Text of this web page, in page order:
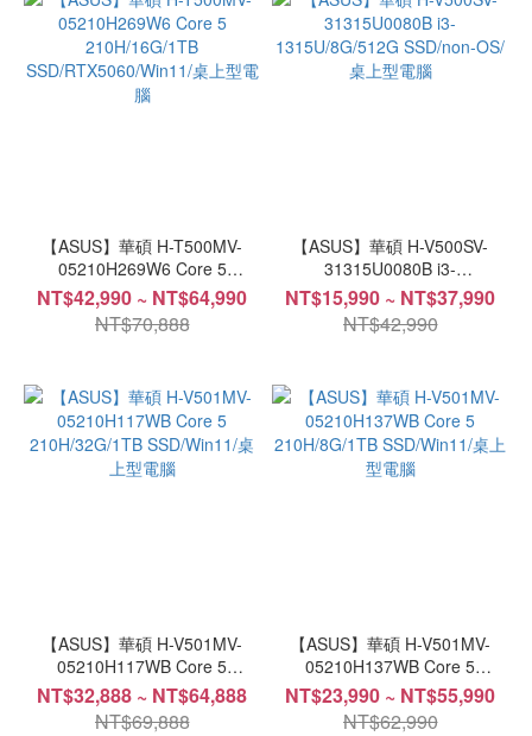
顯
示
卡
內
建
片
(12)
【ASUS】華碩 H-T500MV-
05210H269W6 Core 5
210H/16G/1TB
SSD/RTX5060/Win11/桌上型電
腦
NT$42,990 ~ NT$64,990
NT$70,888
【ASUS】華碩 H-V500SV-
31315U0080B i3-
1315U/8G/512G SSD/non-OS/
桌上型電腦
NT$15,990 ~ NT$37,990
NT$42,990
【ASUS】華碩 H-V501MV-
05210H117WB Core 5
210H/32G/1TB SSD/Win11/桌
上型電腦
NT$32,888 ~ NT$64,888
NT$69,888
【ASUS】華碩 H-V501MV-
05210H137WB Core 5
210H/8G/1TB SSD/Win11/桌上
型電腦
NT$23,990 ~ NT$55,990
NT$62,990